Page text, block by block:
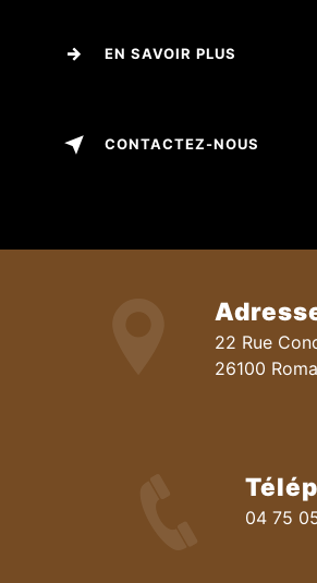
EN SAVOIR PLUS
CONTACTEZ-NOUS
22 Rue
26100
04 75